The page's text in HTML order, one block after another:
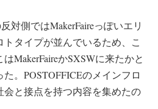
対側ではMakerFaireっぽいエリ
タイプが並んでいるため、こ
MakerFaireかSXSWに来たかと
。POSTOFFICEのメインフロ
と接点を持つ内容を集めたの